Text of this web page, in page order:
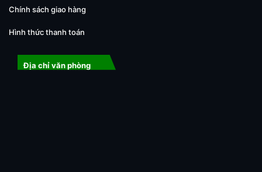
Chính sách giao hàng
Hình thức thanh toán
Địa chỉ văn phòng